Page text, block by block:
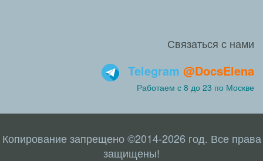
Связаться с нами
Telegram @DocsElena
Работаем с 8 до 23 по Москве
Копирование запрещено ©2014-2026 год. Все права
защищены!